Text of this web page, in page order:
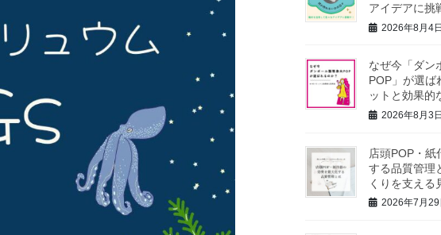
アイデアに挑
2026年8月4日
なぜ今「ダン
POP」が選ば
ットと効果的
2026年8月3日
店頭POP・紙
する品質管理
くりを支える
2026年7月29